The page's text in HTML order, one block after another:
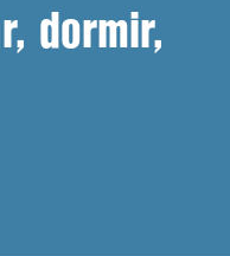
dormir,